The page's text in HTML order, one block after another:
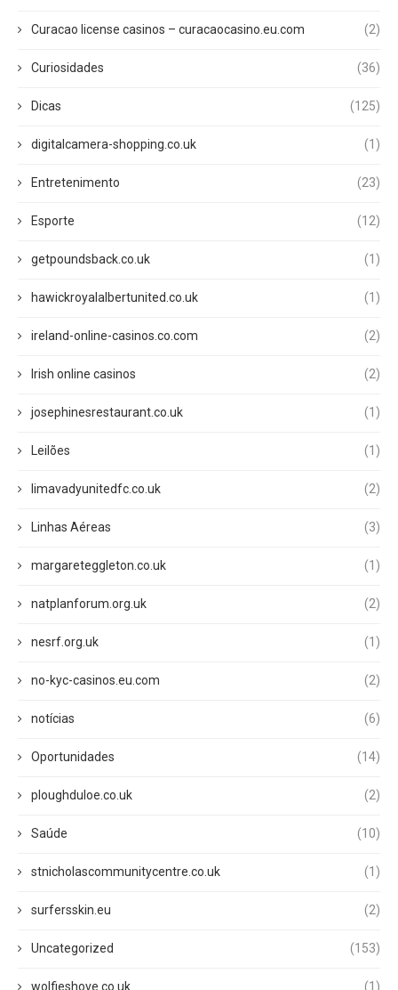
Curacao license casinos – curacaocasino.eu.com (2)
Curiosidades (36)
Dicas (125)
digitalcamera-shopping.co.uk (1)
Entretenimento (23)
Esporte (12)
getpoundsback.co.uk (1)
hawickroyalalbertunited.co.uk (1)
ireland-online-casinos.co.com (2)
Irish online casinos (2)
josephinesrestaurant.co.uk (1)
Leilões (1)
limavadyunitedfc.co.uk (2)
Linhas Aéreas (3)
margareteggleton.co.uk (1)
natplanforum.org.uk (2)
nesrf.org.uk (1)
no-kyc-casinos.eu.com (2)
notícias (6)
Oportunidades (14)
ploughduloe.co.uk (2)
Saúde (10)
stnicholascommunitycentre.co.uk (1)
surfersskin.eu (2)
Uncategorized (153)
wolfieshove.co.uk (1)